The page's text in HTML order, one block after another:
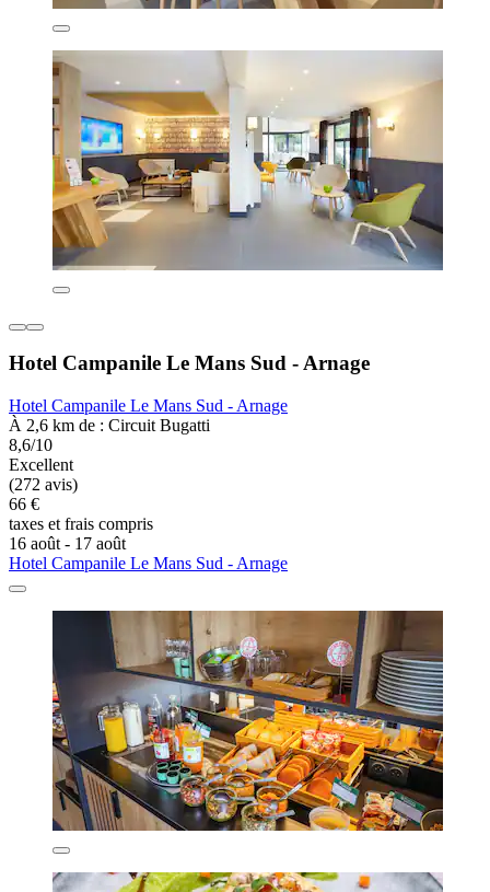
Hotel Campanile Le Mans Sud - Arnage
Hotel Campanile Le Mans Sud - Arnage
À 2,6 km de : Circuit Bugatti
8,6/10
Excellent
(272 avis)
66 €
taxes et frais compris
16 août - 17 août
Hotel Campanile Le Mans Sud - Arnage